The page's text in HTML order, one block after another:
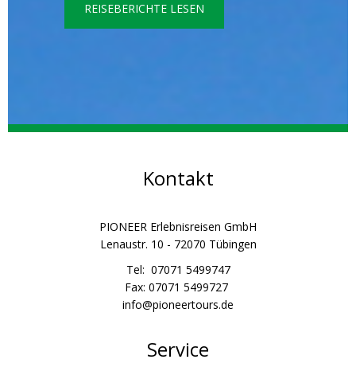
REISEBERICHTE LESEN
Kontakt
PIONEER Erlebnisreisen GmbH
Lenaustr. 10 - 72070 Tübingen
Tel: 07071 5499747
Fax: 07071 5499727
info@pioneertours.de
Service